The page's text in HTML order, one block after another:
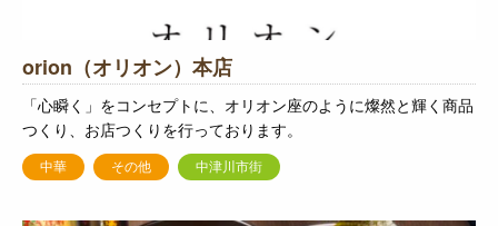
orion（オリオン）本店
「心瞬く」をコンセプトに、オリオン座のように燦然と輝く商品
つくり、お店つくりを行っております。
中華 その他 中津川市街